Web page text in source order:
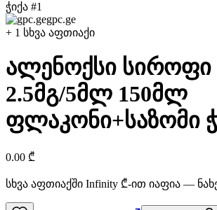
ჭიქა #1
gpc.ge
+ 1 სხვა აფთიაქი
ალენოქსი სიროფი
2.5მგ/5მლ 150მლ
ფლაკონი+საზომი
0.00 ₾
სხვა აფთიაქში Infinity ₾-ით იაფია —